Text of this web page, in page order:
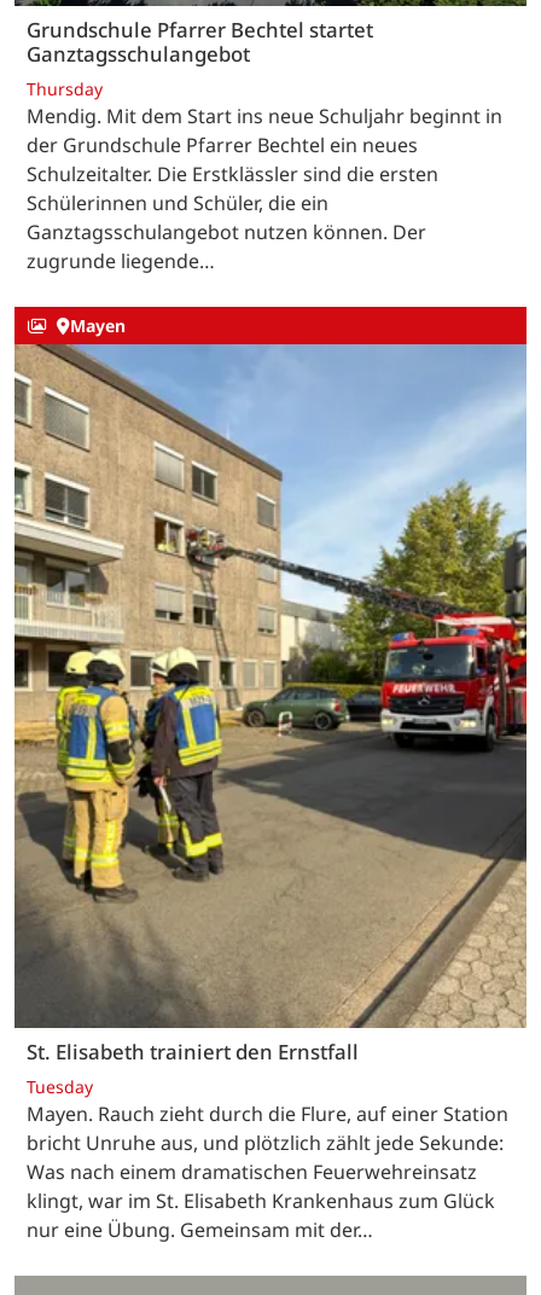
Grundschule Pfarrer Bechtel startet
Ganztagsschulangebot
Thursday
Mendig. Mit dem Start ins neue Schuljahr beginnt in
der Grundschule Pfarrer Bechtel ein neues
Schulzeitalter. Die Erstklässler sind die ersten
Schülerinnen und Schüler, die ein
Ganztagsschulangebot nutzen können. Der
zugrunde liegende…
Mayen
St. Elisabeth trainiert den Ernstfall
Tuesday
Mayen. Rauch zieht durch die Flure, auf einer Station
bricht Unruhe aus, und plötzlich zählt jede Sekunde:
Was nach einem dramatischen Feuerwehreinsatz
klingt, war im St. Elisabeth Krankenhaus zum Glück
nur eine Übung. Gemeinsam mit der…